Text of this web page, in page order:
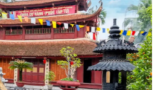
Kế hoạch Triển khai các hoạt động
báo Về việc niêm yết công khai kết quả